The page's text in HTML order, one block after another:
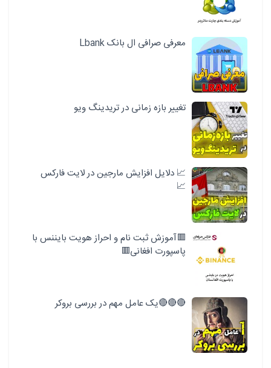
معرفی صرافی ال بانک Lbank
تغییر بازه زمانی در تریدینگ ویو
📈 دلایل افزایش مارجین در لایت فارکس
📈
🟥آموزش ثبت نام و احراز هویت بایننس با
پاسپورت افغانی🟥
🔴🔴🔴یک عامل مهم در بررسی بروکر